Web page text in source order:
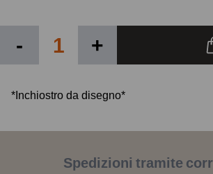
- +
*Inchiostro da disegno*
Spedizioni tramite